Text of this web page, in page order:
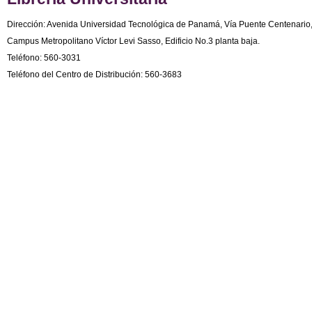
Dirección: Avenida Universidad Tecnológica de Panamá, Vía Puente Centenario,
Campus Metropolitano Víctor Levi Sasso, Edificio No.3 planta baja.
Teléfono: 560-3031
Teléfono del Centro de Distribución: 560-3683